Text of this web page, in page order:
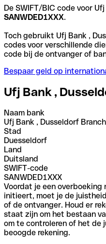
De SWIFT/BIC code voor
SANWDED1XXX.
Toch gebruikt Ufj Bank ,
codes voor verschillende
code bij de ontvanger of
Bespaar geld op
Ufj Bank ,
Naam bank
Ufj Bank , Dusseldorf Branch
Stad
Duesseldorf
Land
Duitsland
SWIFT-code
SANWDED1XXX
Voordat je een overboeking
initieert, moet je de
of de ontvanger. Houd er
staat zijn om het bestaan
om te controleren of het de
beoogde rekening.